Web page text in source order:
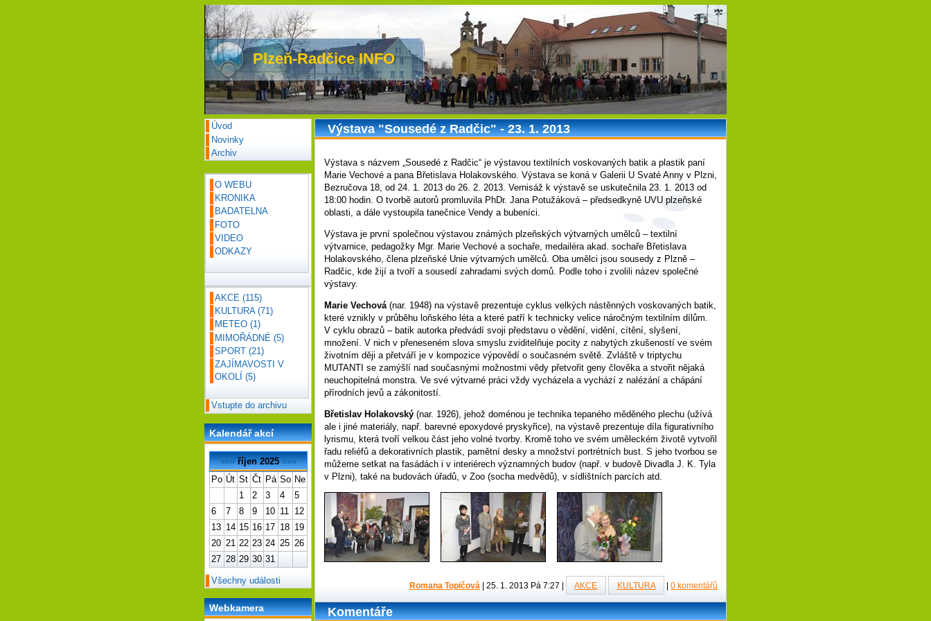
Plzeň-Radčice INFO
Výstava "Sousedé z Radčic" - 23. 1. 2013
Výstava s názvem „Sousedé z Radčic“ je výstavou textilních voskovaných batik a plastik paní
Marie Vechové a pana Břetislava Holakovského. Výstava se koná v Galerii U Svaté Anny v Plzni,
Bezručova 18, od 24. 1. 2013 do 26. 2. 2013. Vernisáž k výstavě se uskutečnila 23. 1. 2013 od
18:00 hodin. O tvorbě autorů promluvila PhDr. Jana Potužáková – předsedkyně UVU plzeňské
oblasti, a dále vystoupila tanečnice Vendy a bubeníci.
Výstava je první společnou výstavou známých plzeňských výtvarných umělců – textilní
výtvarnice, pedagožky Mgr. Marie Vechové a sochaře, medailéra akad. sochaře Břetislava
Holakovského, člena plzeňské Unie výtvarných umělců. Oba umělci jsou sousedy z Plzně –
Radčic, kde žijí a tvoří a sousedí zahradami svých domů. Podle toho i zvolili název společné
výstavy.
Marie Vechová (nar. 1948) na výstavě prezentuje cyklus velkých nástěnných voskovaných batik,
které vznikly v průběhu loňského léta a které patří k technicky velice náročným textilním dílům.
V cyklu obrazů – batik autorka předvádí svoji představu o vědění, vidění, cítění, slyšení,
množení. V nich v přeneseném slova smyslu zviditelňuje pocity z nabytých zkušeností ve svém
životním ději a přetváří je v kompozice výpovědí o současném světě. Zvláště v triptychu
MUTANTI se zamýšlí nad současnými možnostmi vědy přetvořit geny člověka a stvořit nějaká
neuchopitelná monstra. Ve své výtvarné práci vždy vycházela a vychází z nalézání a chápání
přírodních jevů a zákonitostí.
Břetislav Holakovský (nar. 1926), jehož doménou je technika tepaného měděného plechu (užívá
ale i jiné materiály, např. barevné epoxydové pryskyřice), na výstavě prezentuje díla figurativního
lyrismu, která tvoří velkou část jeho volné tvorby. Kromě toho ve svém uměleckém životě vytvořil
řadu reliéfů a dekorativních plastik, pamětní desky a množství portrétních bust. S jeho tvorbou se
můžeme setkat na fasádách i v interiérech významných budov (např. v budově Divadla J. K. Tyla
v Plzni), také na budovách úřadů, v Zoo (socha medvědů), v sídlištních parcích atd.
Romana Topičová | 25. 1. 2013 Pá 7:27 | AKCE KULTURA |0 komentářů
Komentáře
Úvod
Novinky
Archiv
O WEBU
KRONIKA
BADATELNA
FOTO
VIDEO
ODKAZY
AKCE(115)
KULTURA(71)
METEO(1)
MIMOŘÁDNÉ(5)
SPORT(21)
ZAJÍMAVOSTI V
OKOLÍ(5)
Vstupte do archivu
Kalendář akcí
««« říjen 2025 »»»
Po Út St Čt Pá So Ne
1
2 3 4
5
6
7 8 9 10 11
12
13 14 15 16 17 18 19
20 21 22 23 24 25 26
27 28 29 30 31
Všechny události
Webkamera